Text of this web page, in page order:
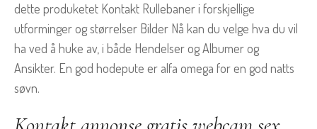
dette produketet Kontakt Rullebaner i forskjellige
utforminger og størrelser Bilder Nå kan du velge hva du vil
ha ved å huke av, i både Hendelser og Albumer og
Ansikter. En god hodepute er alfa omega for en god natts
søvn.